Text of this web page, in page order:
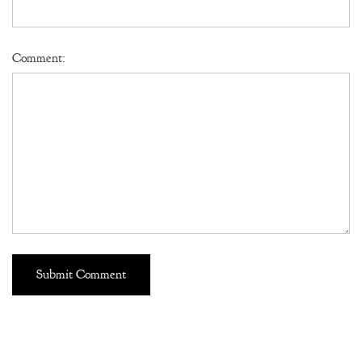
Comment: